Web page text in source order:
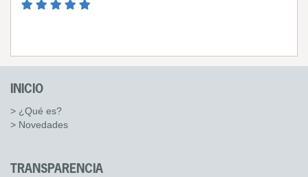
INICIO
> ¿Qué es?
> Novedades
TRANSPARENCIA